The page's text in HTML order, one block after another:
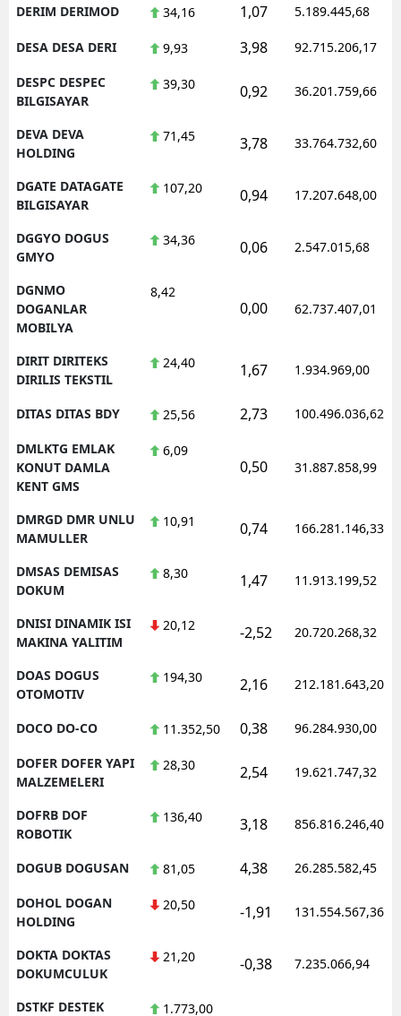
DERIM DERIMOD 34,16 1,07 5.189.445,68
DESA DESA DERI 9,93 3,98 92.715.206,17
DESPC DESPEC
BILGISAYAR
39,30 0,92 36.201.759,66
DEVA DEVA
HOLDING
71,45 3,78 33.764.732,60
DGATE DATAGATE
BILGISAYAR
107,20 0,94 17.207.648,00
DGGYO DOGUS
GMYO
34,36 0,06 2.547.015,68
DGNMO
DOGANLAR
MOBILYA
8,42
0,00 62.737.407,01
DIRIT DIRITEKS
DIRILIS TEKSTIL
24,40 1,67 1.934.969,00
DITAS DITAS BDY 25,56 2,73 100.496.036,62
DMLKTG EMLAK
KONUT DAMLA
KENT GMS
6,09
0,50 31.887.858,99
DMRGD DMR UNLU
MAMULLER
10,91 0,74 166.281.146,33
DMSAS DEMISAS
DOKUM
8,30 1,47 11.913.199,52
DNISI DINAMIK ISI
MAKINA YALITIM
20,12 -2,52 20.720.268,32
DOAS DOGUS
OTOMOTIV
194,30 2,16 212.181.643,20
DOCO DO-CO 11.352,50 0,38 96.284.930,00
DOFER DOFER YAPI
MALZEMELERI
28,30 2,54 19.621.747,32
DOFRB DOF
ROBOTIK
136,40 3,18 856.816.246,40
DOGUB DOGUSAN 81,05 4,38 26.285.582,45
DOHOL DOGAN
HOLDING
20,50 -1,91 131.554.567,36
DOKTA DOKTAS
DOKUMCULUK
21,20 -0,38 7.235.066,94
DSTKF DESTEK 1.773,00